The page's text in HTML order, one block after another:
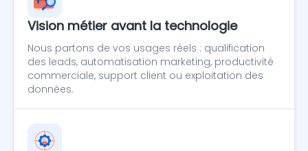
Vision métier avant la technologie
Nous partons de vos usages réels : qualification
des leads, automatisation marketing, productivité
commerciale, support client ou exploitation des
données.